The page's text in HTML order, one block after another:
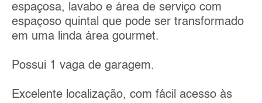
espaçosa, lavabo e área de serviço com
espaçoso quintal que pode ser transformado
em uma linda área gourmet.
Possui 1 vaga de garagem.
Excelente localização, com fácil acesso às